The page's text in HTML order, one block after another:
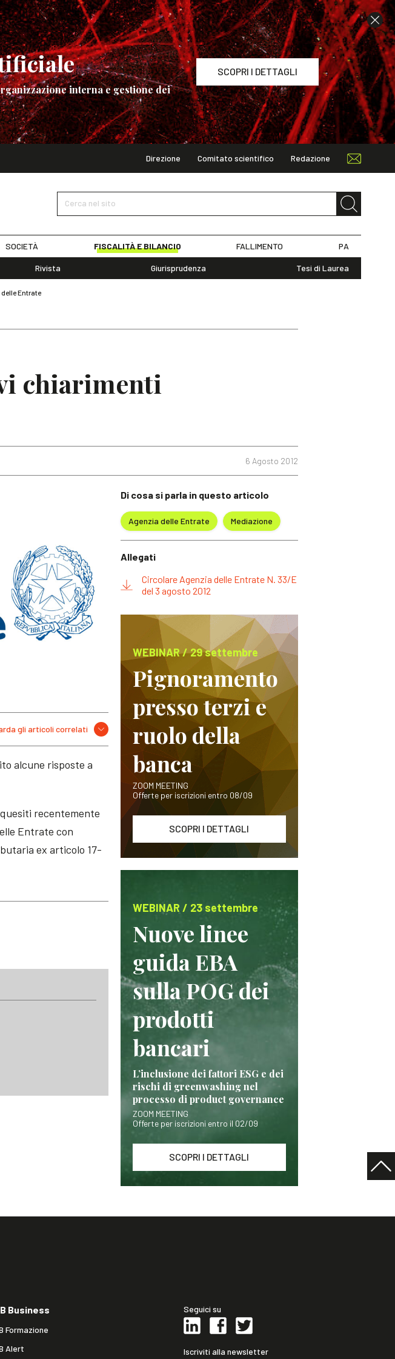
interna e gestione dei
SCOPRI I DETTAGLI
Direzione Comitato scientifico Redazione
Cerca nel sito
SOCIETÀ FISCALITÀ E BILANCIO FALLIMENTO PA
Rivista Giurisprudenza Tesi di Laurea
Entrate
chiarimenti
6 Agosto 2012
gli articoli correlati
alcune risposte a
recentemente
Entrate con
ex articolo 17-
Di cosa si parla in questo articolo
Agenzia delle Entrate Mediazione
Allegati
Circolare Agenzia delle Entrate N. 33/E
del 3 agosto 2012
WEBINAR / 29 settembre
Pignoramento
presso terzi e
ruolo della
banca
ZOOM MEETING
Offerte per iscrizioni entro 08/09
SCOPRI I DETTAGLI
WEBINAR / 23 settembre
Nuove linee
guida EBA
sulla POG dei
prodotti
bancari
L’inclusione dei fattori ESG e dei
rischi di greenwashing nel
processo di product governance
ZOOM MEETING
Offerte per iscrizioni entro il 02/09
SCOPRI I DETTAGLI
Business
Formazione
Alert
Seguici su
Iscriviti alla newsletter